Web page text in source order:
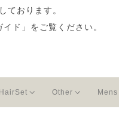
ております。
ド」をご覧ください。
HairSet Other Mens